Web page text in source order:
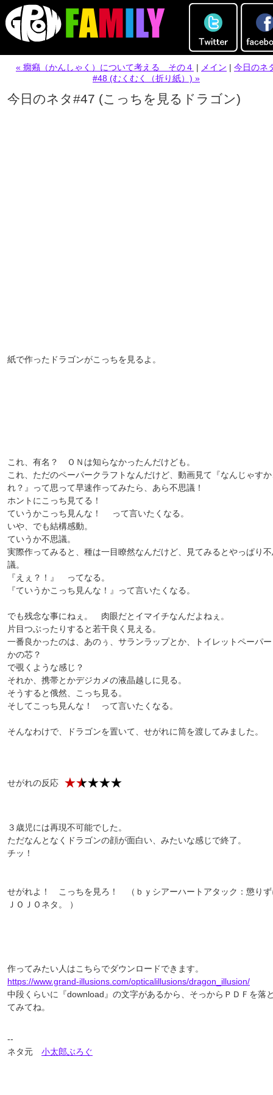
« 癇癪（かんしゃく）について考える その４ | メイン | 今日のネ
#48 (むくむく（折り紙）) »
今日のネタ#47 (こっちを見るドラゴン)
紙で作ったドラゴンがこっちを見るよ。
これ、有名？ ＯＮは知らなかったんだけども。
これ、ただのペーパークラフトなんだけど、動画見て『なんじゃす
れ？』って思って早速作ってみたら、あら不思議！
ホントにこっち見てる！
ていうかこっち見んな！ って言いたくなる。
いや、でも結構感動。
ていうか不思議。
実際作ってみると、種は一目瞭然なんだけど、見てみるとやっぱり
議。
『えぇ？！』 ってなる。
『ていうかこっち見んな！』って言いたくなる。
でも残念な事にねぇ。 肉眼だとイマイチなんだよねぇ。
片目つぶったりすると若干良く見える。
一番良かったのは、あのぅ、サランラップとか、トイレットペーパ
かの芯？
で覗くような感じ？
それか、携帯とかデジカメの液晶越しに見る。
そうすると俄然、こっち見る。
そしてこっち見んな！ って言いたくなる。
そんなわけで、ドラゴンを置いて、せがれに筒を渡してみました。
せがれの反応
３歳児には再現不可能でした。
ただなんとなくドラゴンの顔が面白い、みたいな感じで終了。
チッ！
せがれよ！ こっちを見ろ！ （ｂｙシアーハートアタック：懲りず
ＪＯＪＯネタ。 ）
作ってみたい人はこちらでダウンロードできます。
https://www.grand-illusions.com/opticalillusions/dragon_illusion/
中段くらいに『download』の文字があるから、そっからＰＤＦを落
てみてね。
--
ネタ元 小太郎ぶろぐ